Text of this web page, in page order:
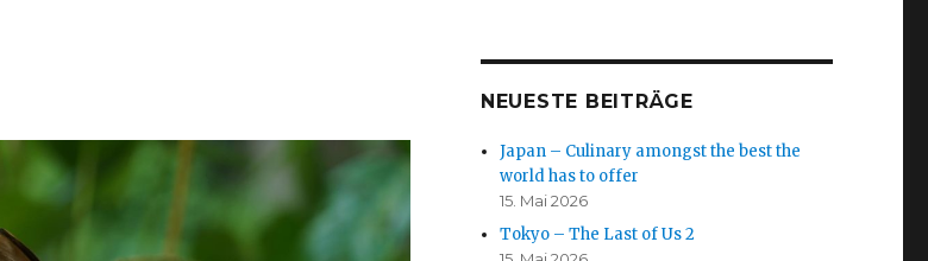
NEUESTE BEITRÄGE
Japan – Culinary amongst the best the
world has to offer
15. Mai 2026
Tokyo – The Last of Us 2